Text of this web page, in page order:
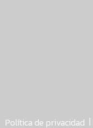
Política de privacidad |